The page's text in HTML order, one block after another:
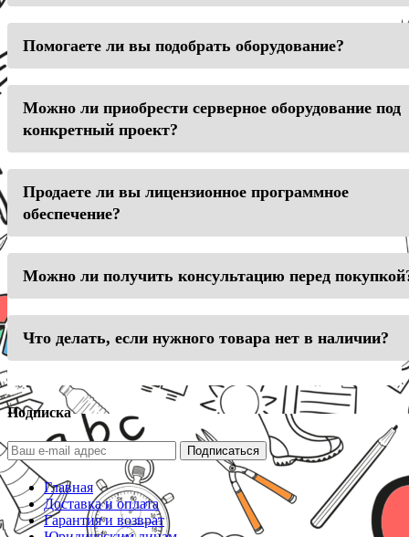
Помогаете ли вы подобрать оборудование?
Можно ли приобрести серверное оборудование под
конкретный проект?
Продаете ли вы лицензионное программное
обеспечение?
Можно ли получить консультацию перед
Что делать, если нужного товара нет в наличии?
Подписка
Подписаться
Главная
Доставка и оплата
Гарантия и возврат